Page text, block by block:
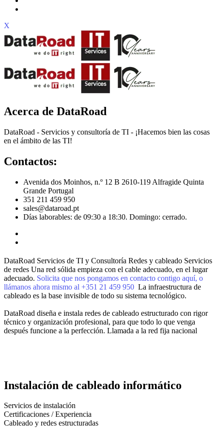
X
Acerca de DataRoad
DataRoad - Servicios y consultoría de TI - ¡Hacemos bien las cosas
en el ámbito de las TI!
Contactos:
Avenida dos Moinhos, n.º 12 B 2610-119 Alfragide Quinta
Grande Portugal
351 211 459 950
sales@dataroad.pt
Días laborables: de 09:30 a 18:30. Domingo: cerrado.
DataRoad Servicios de TI y Consultoría Redes y cableado Servicios
de redes Una red sólida empieza con el cable adecuado, en el lugar
adecuado. Solicita que nos pongamos en contacto contigo aquí, o
llámanos ahora mismo al +351 21 459 950 La infraestructura de
cableado es la base invisible de todo su sistema tecnológico.
DataRoad diseña e instala redes de cableado estructurado con rigor
técnico y organización profesional, para que todo lo que venga
después funcione a la perfección. Llamada a la red fija nacional
Instalación de cableado informático
Servicios de instalación
Certificaciones / Experiencia
Cableado y redes estructuradas